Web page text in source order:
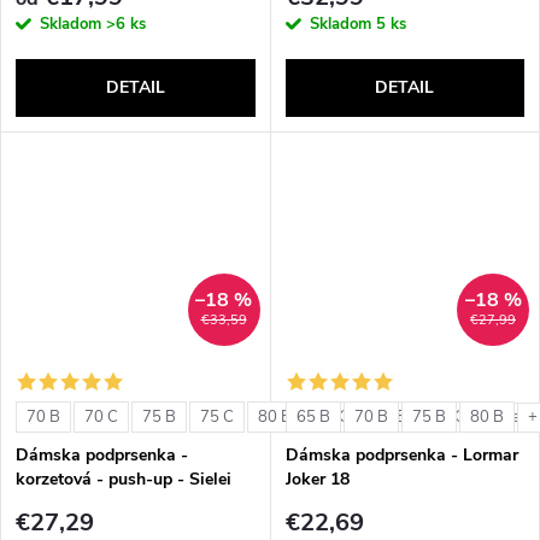
Skladom >6 ks
DETAIL
Skladom 5 ks
DETAIL
€33,59
–18 %
70 B 70 C 75 B 75 C 80 B 80 C 85 B 85 C +
Dámska podprsenka -
korzetová - push-up - Sielei
€27,29
€27,99
–18 %
65 B 70 B 75 B 80 B
Dámska podprsenka - Lormar
Joker 18
€22,69